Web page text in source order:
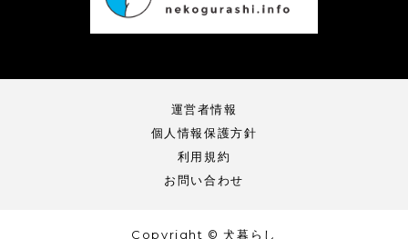
運営者情報
個人情報保護方針
利用規約
お問い合わせ
Copyright © 犬暮らし